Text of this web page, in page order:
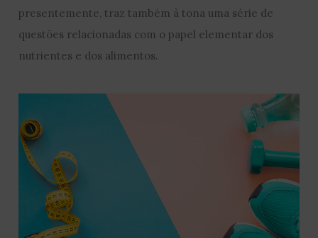
presentemente, traz também à tona uma série de
questões relacionadas com o papel elementar dos
nutrientes e dos alimentos.